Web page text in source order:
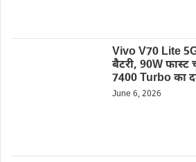
Vivo V70 Lite
बैटरी, 90W
7400 Turbo का
June 6, 2026